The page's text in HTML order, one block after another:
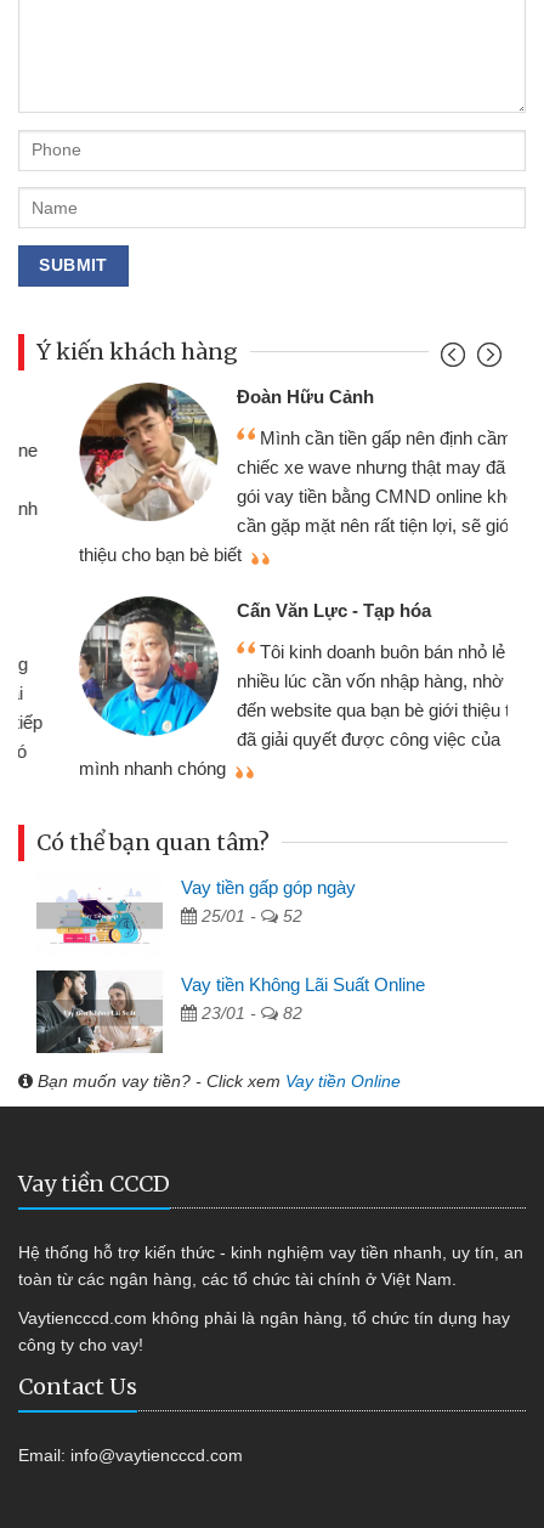
Ý kiến khách hàng
Đoàn Hữu Cảnh
Mình cần tiền gấp nên định cầm cố
chiếc xe wave nhưng thật may đã có
gói vay tiền bằng CMND online không
cần gặp mặt nên rất tiện lợi, sẽ giới
thiệu cho bạn bè biết
Cấn Văn Lực - Tạp hóa
Tôi kinh doanh buôn bán nhỏ lẻ
nhiều lúc cần vốn nhập hàng, nhờ biết
đến website qua bạn bè giới thiệu tôi
đã giải quyết được công việc của
mình nhanh chóng
Có thể bạn quan tâm?
Vay tiền gấp góp ngày
25/01 - 52
Vay tiền Không Lãi Suất Online
23/01 - 82
Bạn muốn vay tiền? - Click xem Vay tiền Online
Vay tiền CCCD
Hệ thống hỗ trợ kiến thức - kinh nghiệm vay tiền nhanh, uy tín, an
toàn từ các ngân hàng, các tổ chức tài chính ở Việt Nam.
Vaytiencccd.com không phải là ngân hàng, tổ chức tín dụng hay
công ty cho vay!
Contact Us
Email: info@vaytiencccd.com